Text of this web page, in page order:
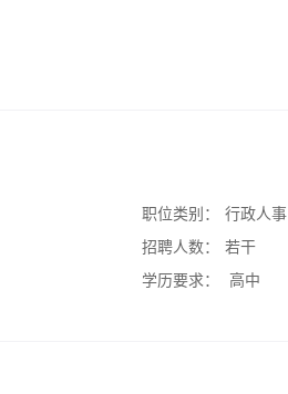
职位类别：
行政人事
招聘人数：
若干
学历要求：
高中